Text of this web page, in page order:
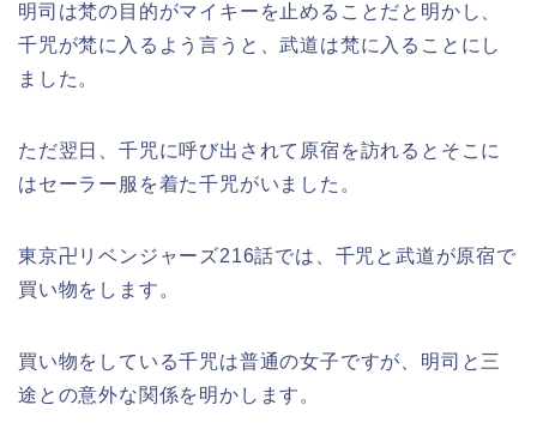
明司は梵の目的がマイキーを止めることだと明かし、
千咒が梵に入るよう言うと、武道は梵に入ることにし
ました。
ただ翌日、千咒に呼び出されて原宿を訪れるとそこに
はセーラー服を着た千咒がいました。
東京卍リベンジャーズ216話では、千咒と武道が原宿で
買い物をします。
買い物をしている千咒は普通の女子ですが、明司と三
途との意外な関係を明かします。